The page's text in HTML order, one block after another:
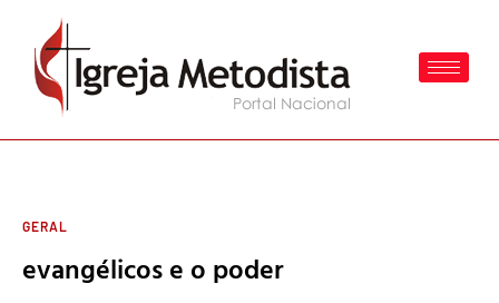
GERAL
evangélicos e o poder